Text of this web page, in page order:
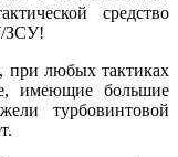
средство
ЗСУ!
при любых тактиках
имеющие большие
турбовинтовой